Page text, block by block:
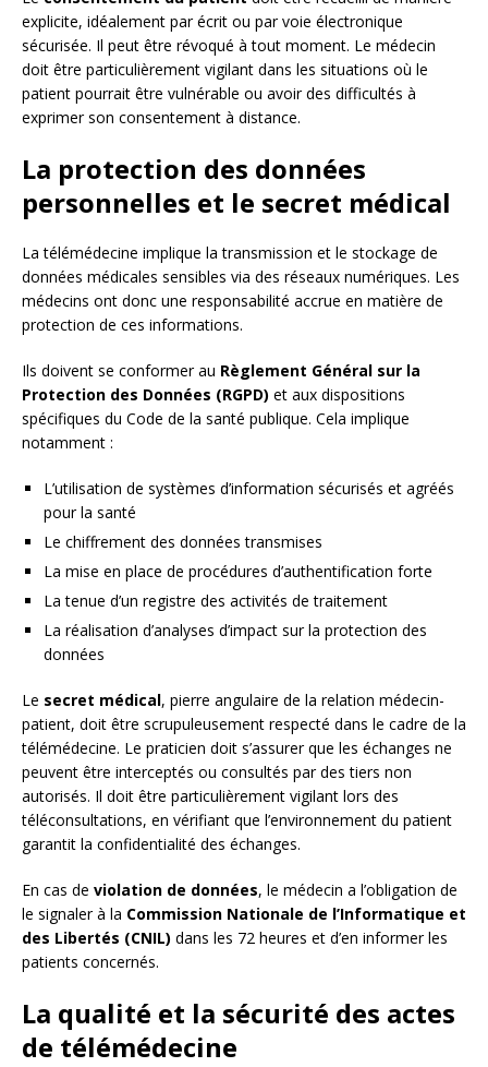
explicite, idéalement par écrit ou par voie électronique
sécurisée. Il peut être révoqué à tout moment. Le médecin
doit être particulièrement vigilant dans les situations où le
patient pourrait être vulnérable ou avoir des difficultés à
exprimer son consentement à distance.
La protection des données
personnelles et le secret médical
La télémédecine implique la transmission et le stockage de
données médicales sensibles via des réseaux numériques. Les
médecins ont donc une responsabilité accrue en matière de
protection de ces informations.
Ils doivent se conformer au Règlement Général sur la
Protection des Données (RGPD) et aux dispositions
spécifiques du Code de la santé publique. Cela implique
notamment :
L’utilisation de systèmes d’information sécurisés et agréés
pour la santé
Le chiffrement des données transmises
La mise en place de procédures d’authentification forte
La tenue d’un registre des activités de traitement
La réalisation d’analyses d’impact sur la protection des
données
Le secret médical, pierre angulaire de la relation médecin-
patient, doit être scrupuleusement respecté dans le cadre de la
télémédecine. Le praticien doit s’assurer que les échanges ne
peuvent être interceptés ou consultés par des tiers non
autorisés. Il doit être particulièrement vigilant lors des
téléconsultations, en vérifiant que l’environnement du patient
garantit la confidentialité des échanges.
En cas de violation de données, le médecin a l’obligation de
le signaler à la Commission Nationale de l’Informatique et
des Libertés (CNIL) dans les 72 heures et d’en informer les
patients concernés.
La qualité et la sécurité des actes
de télémédecine